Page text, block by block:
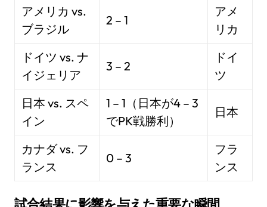
アメリカ vs.
ブラジル
2 – 1
アメ
リカ
ドイツ vs. ナ
イジェリア
3 – 2
ドイ
ツ
日本 vs. スペ
イン
1 – 1（日本が4 – 3
でPK戦勝利）
日本
カナダ vs. フ
ランス
0 – 3
フラ
ンス